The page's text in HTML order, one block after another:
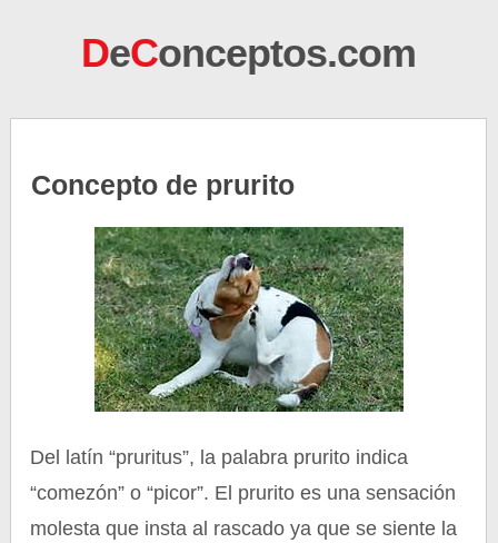
DeConceptos.com
Concepto de prurito
Del latín “pruritus”, la palabra prurito indica
“comezón” o “picor”. El prurito es una sensación
molesta que insta al rascado ya que se siente la